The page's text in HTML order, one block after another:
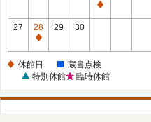
休
27
28
休
日
29 30
休館日
蔵書点検
特別休館
臨時休館